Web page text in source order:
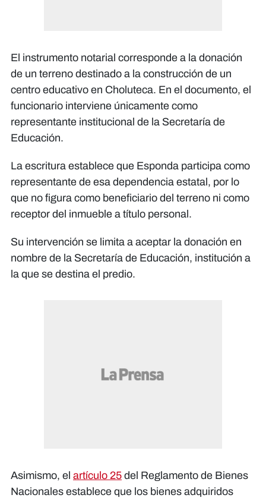
El instrumento notarial corresponde a la donación
de un terreno destinado a la construcción de un
centro educativo en Choluteca. En el documento, el
funcionario interviene únicamente como
representante institucional de la Secretaría de
Educación.
La escritura establece que Esponda participa como
representante de esa dependencia estatal, por lo
que no figura como beneficiario del terreno ni como
receptor del inmueble a título personal.
Su intervención se limita a aceptar la donación en
nombre de la Secretaría de Educación, institución a
la que se destina el predio.
Asimismo, el artículo 25 del Reglamento de Bienes
Nacionales establece que los bienes adquiridos